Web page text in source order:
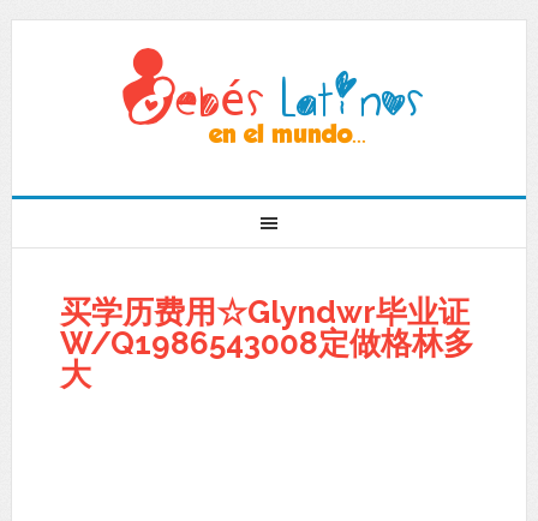
买学历费用☆Glyndwr毕业证
W/Q1986543008定做格林多
大